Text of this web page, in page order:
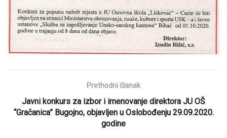
Prethodni članak
Javni konkurs za izbor i imenovanje direktora JU OŠ
“Gračanica” Bugojno, objavljen u Oslobođenju 29.09.2020.
godine